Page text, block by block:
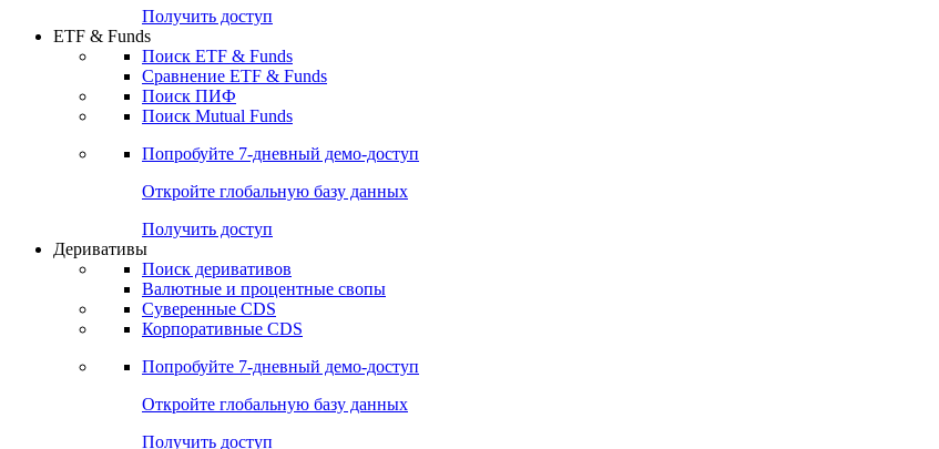
Получить доступ
ETF & Funds
Поиск ETF & Funds
Сравнение ETF & Funds
Поиск ПИФ
Поиск Mutual Funds
Попробуйте 7-дневный демо-доступ
Откройте глобальную базу данных
Получить доступ
Деривативы
Поиск деривативов
Валютные и процентные свопы
Суверенные CDS
Корпоративные CDS
Попробуйте 7-дневный демо-доступ
Откройте глобальную базу данных
Получить доступ